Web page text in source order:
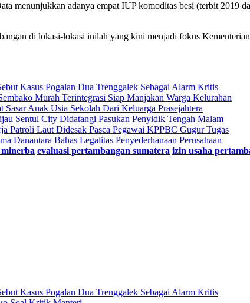
menunjukkan adanya empat IUP komoditas besi (terbit 2019
di lokasi-lokasi inilah yang kini menjadi fokus
Kasus Pogalan Dua Trenggalek Sebagai Alarm Kritis
Murah Terintegrasi Siap Manjakan Warga Kelurahan
Anak Usia Sekolah Dari Keluarga Prasejahtera
Sentul City Didatangi Pasukan Penyidik Tengah Malam
Patroli Laut Didesak Pasca Pegawai KPPBC Gugur Tugas
Danantara Bahas Legalitas Penyederhanaan Perusahaan
evaluasi pertambangan sumatera izin usaha
Kasus Pogalan Dua Trenggalek Sebagai Alarm Kritis